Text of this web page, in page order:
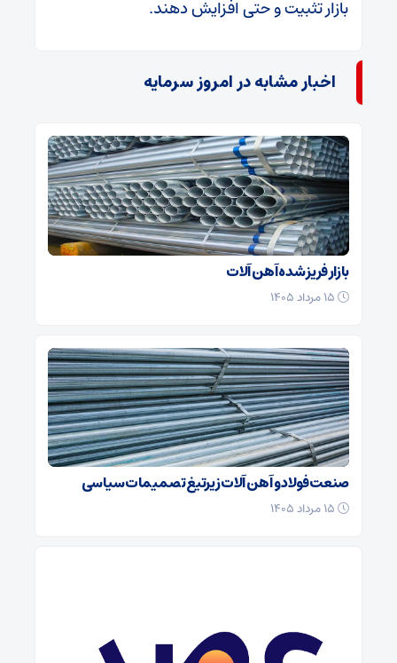
بازار تثبیت و حتی افزایش دهند.
اخبار مشابه در امروز سرمایه
بازار فریز شده آهن آلات
صنعت فولاد و آهن آلات زیر‌تیغ تصمیمات سیاسی